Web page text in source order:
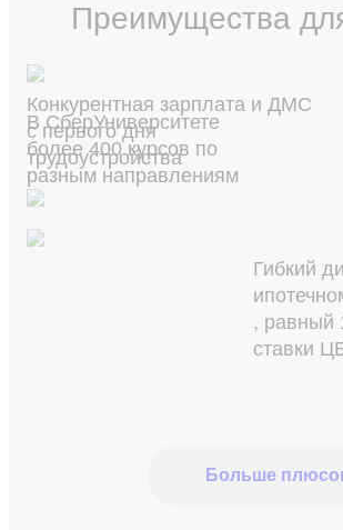
Преимущества
Конкурентная зарплата и ДМС
с первого дня
трудоустройства
В СберУниверситете
более 400 курсов по
разным направлениям
Гибкий
, равный
ставки
Больше